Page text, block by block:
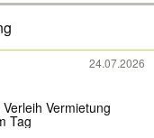
24.07.2026
Vermietung
Tag